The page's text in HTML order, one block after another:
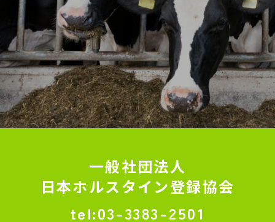
一般社団法人
日本ホルスタイン登録協会
03-3383-2501